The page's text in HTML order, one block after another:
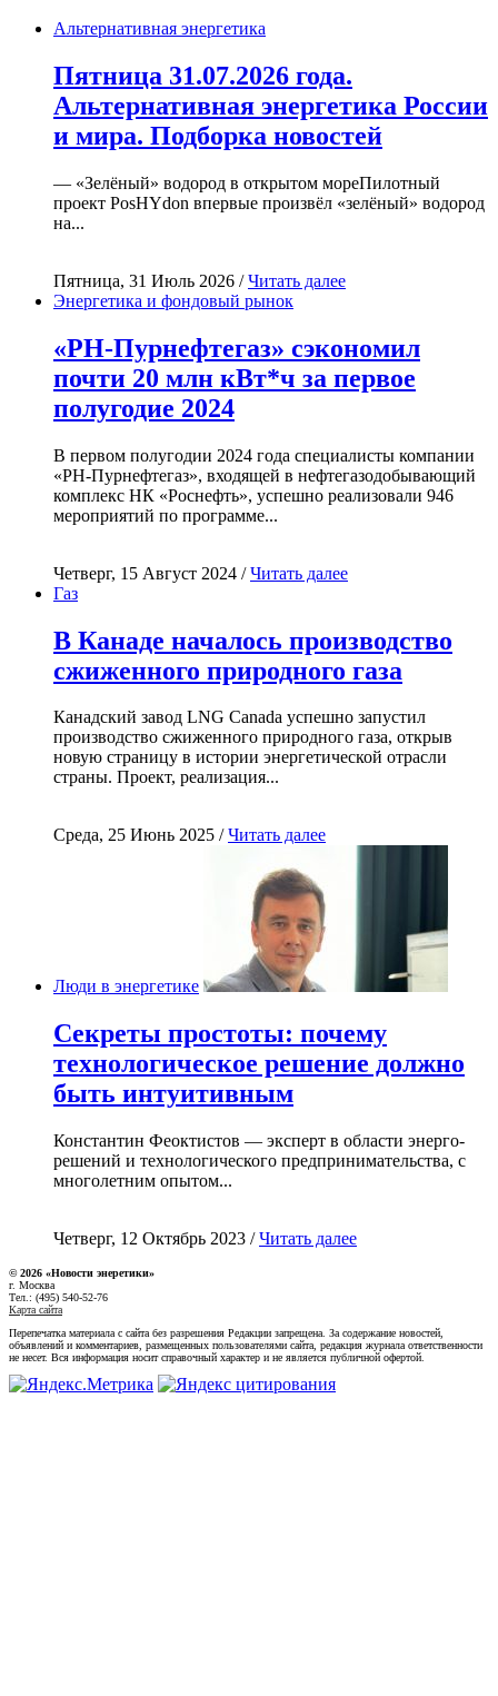
Альтернативная энергетика
Пятница 31.07.2026 года.
Альтернативная энергетика России
и мира. Подборка новостей
— «Зелёный» водород в открытом мореПилотный
проект PosHYdon впервые произвёл «зелёный» водород
на...
Пятница, 31 Июль 2026 /Читать далее
Энергетика и фондовый рынок
«РН-Пурнефтегаз» сэкономил
почти 20 млн кВт*ч за первое
полугодие 2024
В первом полугодии 2024 года специалисты компании
«РН-Пурнефтегаз», входящей в нефтегазодобывающий
комплекс НК «Роснефть», успешно реализовали 946
мероприятий по программе...
Четверг, 15 Август 2024 /Читать далее
Газ
В Канаде началось производство
сжиженного природного газа
Канадский завод LNG Canada успешно запустил
производство сжиженного природного газа, открыв
новую страницу в истории энергетической отрасли
страны. Проект, реализация...
Среда, 25 Июнь 2025 /Читать далее
Люди в энергетике
Секреты простоты: почему
технологическое решение должно
быть интуитивным
Константин Феоктистов — эксперт в области энерго-
решений и технологического предпринимательства, с
многолетним опытом...
Четверг, 12 Октябрь 2023 /Читать далее
© 2026 «Новости энеретики»
г. Москва
Тел.: (495) 540-52-76
Карта сайта
Перепечатка материала с сайта без разрешения Редакции запрещена. За содержание новостей,
объявлений и комментариев, размещенных пользователями сайта, редакция журнала ответственности
не несет. Вся информация носит справочный характер и не является публичной офертой.